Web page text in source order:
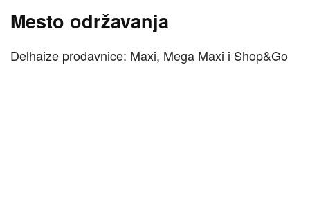
Mesto održavanja
Delhaize prodavnice: Maxi, Mega Maxi i Shop&Go